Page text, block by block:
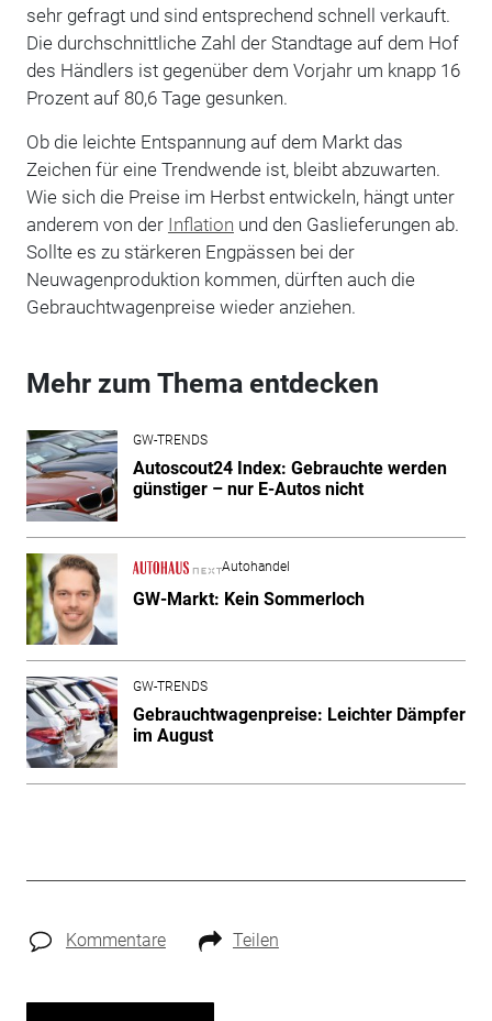
sehr gefragt und sind entsprechend schnell verkauft.
Die durchschnittliche Zahl der Standtage auf dem Hof
des Händlers ist gegenüber dem Vorjahr um knapp 16
Prozent auf 80,6 Tage gesunken.
Ob die leichte Entspannung auf dem Markt das
Zeichen für eine Trendwende ist, bleibt abzuwarten.
Wie sich die Preise im Herbst entwickeln, hängt unter
anderem von der Inflation und den Gaslieferungen ab.
Sollte es zu stärkeren Engpässen bei der
Neuwagenproduktion kommen, dürften auch die
Gebrauchtwagenpreise wieder anziehen.
Mehr zum Thema entdecken
GW-TRENDS
Autoscout24 Index: Gebrauchte werden
günstiger – nur E-Autos nicht
Autohandel
GW-Markt: Kein Sommerloch
GW-TRENDS
Gebrauchtwagenpreise: Leichter Dämpfer
im August
Kommentare Teilen